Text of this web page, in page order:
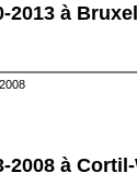
2013 à
2008 à